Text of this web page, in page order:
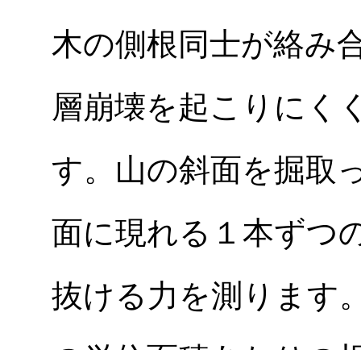
木の側根同士が絡み
層崩壊を起こりにく
す。山の斜面を掘取
面に現れる１本ずつ
抜ける力を測ります